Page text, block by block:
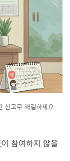
신고로 해결하세요
참여하지 않을